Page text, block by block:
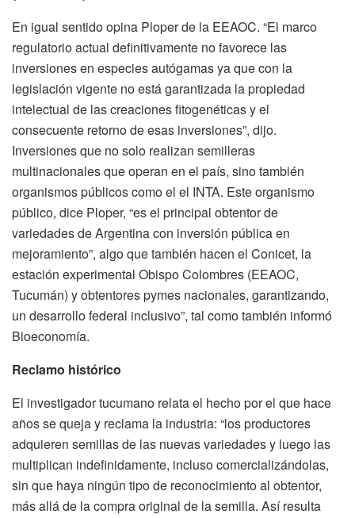
En igual sentido opina Ploper de la EEAOC. “El marco
regulatorio actual definitivamente no favorece las
inversiones en especies autógamas ya que con la
legislación vigente no está garantizada la propiedad
intelectual de las creaciones fitogenéticas y el
consecuente retorno de esas inversiones”, dijo.
Inversiones que no solo realizan semilleras
multinacionales que operan en el país, sino también
organismos públicos como el el INTA. Este organismo
público, dice Ploper, “es el principal obtentor de
variedades de Argentina con inversión pública en
mejoramiento”, algo que también hacen el Conicet, la
estación experimental Obispo Colombres (EEAOC,
Tucumán) y obtentores pymes nacionales, garantizando,
un desarrollo federal inclusivo”, tal como también informó
Bioeconomía.
Reclamo histórico
El investigador tucumano relata el hecho por el que hace
años se queja y reclama la industria: “los productores
adquieren semillas de las nuevas variedades y luego las
multiplican indefinidamente, incluso comercializándolas,
sin que haya ningún tipo de reconocimiento al obtentor,
más allá de la compra original de la semilla. Así resulta